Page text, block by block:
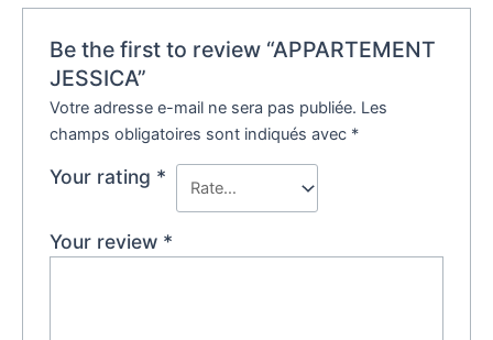
Be the first to review “APPARTEMENT
JESSICA”
Votre adresse e-mail ne sera pas publiée. Les
champs obligatoires sont indiqués avec *
Your rating *
Your review *